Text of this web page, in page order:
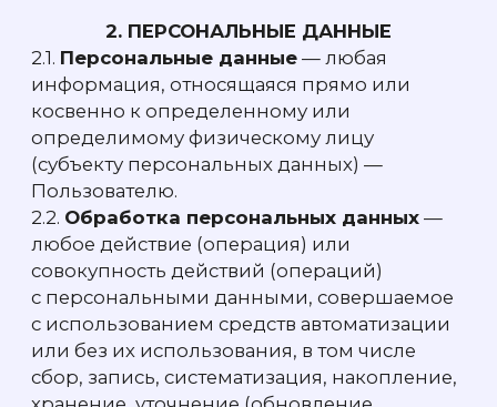
Пользователей Сервиса, дату и место
удостоверяющего личность, адрес
регистрации, адрес электронной почты,
адрес доставки, статистические и иные
данные, необходимые для цели
пользования Сервисом.
2.4.Cookies— небольшие по размеру
Пользователей Сервиса. Подробное
описание находится в политике
использования Cookies расположенной
по ссылке: www.eqwa.ru/privacy.
2.5. Обработка может быть поручена
третьим лицам для целей достижения
2.6. Перечень таких лиц, уполномоченных
Администратором на обработку
персональных данных, определяется
Администратором самостоятельно.